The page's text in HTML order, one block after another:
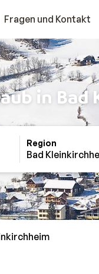
Fragen und Kontakt
in Bad
Region
Bad